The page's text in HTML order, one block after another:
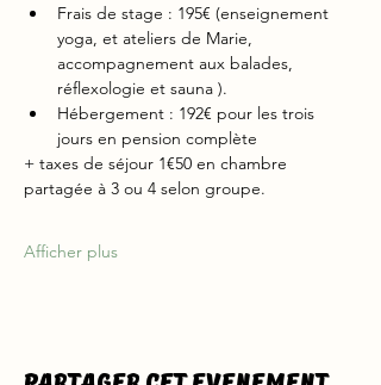
Frais de stage : 195€ (enseignement
yoga, et ateliers de Marie,
accompagnement aux balades,
réflexologie et sauna ).
Hébergement : 192€ pour les trois
jours en pension complète
+ taxes de séjour 1€50 en chambre
partagée à 3 ou 4 selon groupe.
Afficher plus